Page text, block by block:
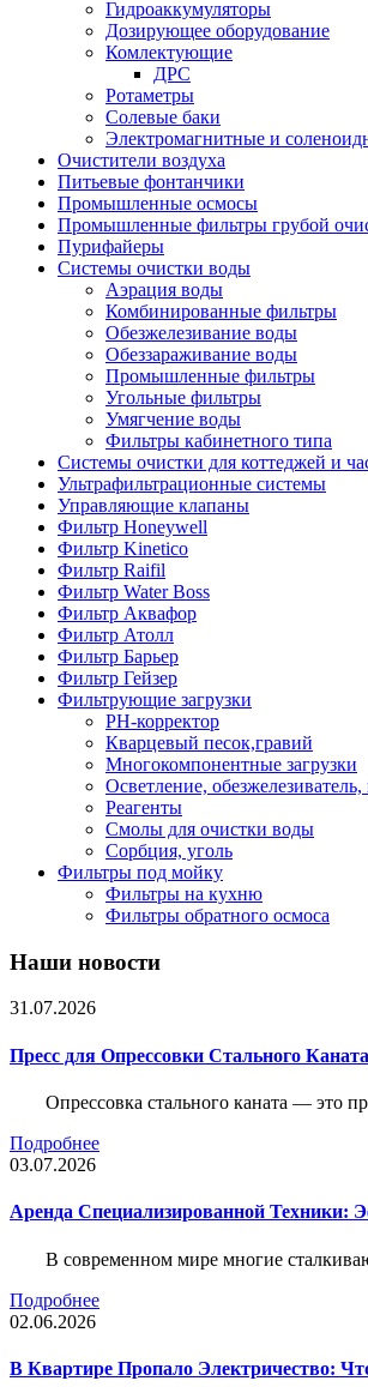
Гидроаккумуляторы
Дозирующее оборудование
Комлектующие
ДРС
Ротаметры
Солевые баки
Электромагнитные и
Очистители воздуха
Питьевые фонтанчики
Промышленные осмосы
Промышленные фильтры грубой
Пурифайеры
Системы очистки воды
Аэрация воды
Комбинированные фильтры
Обезжелезивание воды
Обеззараживание воды
Промышленные фильтры
Угольные фильтры
Умягчение воды
Фильтры кабинетного типа
Системы очистки для коттеджей и
Ультрафильтрационные системы
Управляющие клапаны
Фильтр Honeywell
Фильтр Kinetico
Фильтр Raifil
Фильтр Water Boss
Фильтр Аквафор
Фильтр Атолл
Фильтр Барьер
Фильтр Гейзер
Фильтрующие загрузки
PH-корректор
Кварцевый песок,гравий
Многокомпонентные загрузки
Осветление, обезжелезиватель,
Реагенты
Смолы для очистки воды
Сорбция, уголь
Фильтры под мойку
Фильтры на кухню
Фильтры обратного осмоса
Наши новости
31.07.2026
Пресс для Опрессовки Стального Каната
Опрессовка стального каната — это
Подробнее
03.07.2026
Аренда Специализированной Техники:
В современном мире многие
Подробнее
02.06.2026
В Квартире Пропало Электричество: